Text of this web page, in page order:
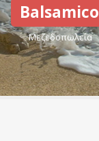
Balsamico
Μεζεδοπωλεία